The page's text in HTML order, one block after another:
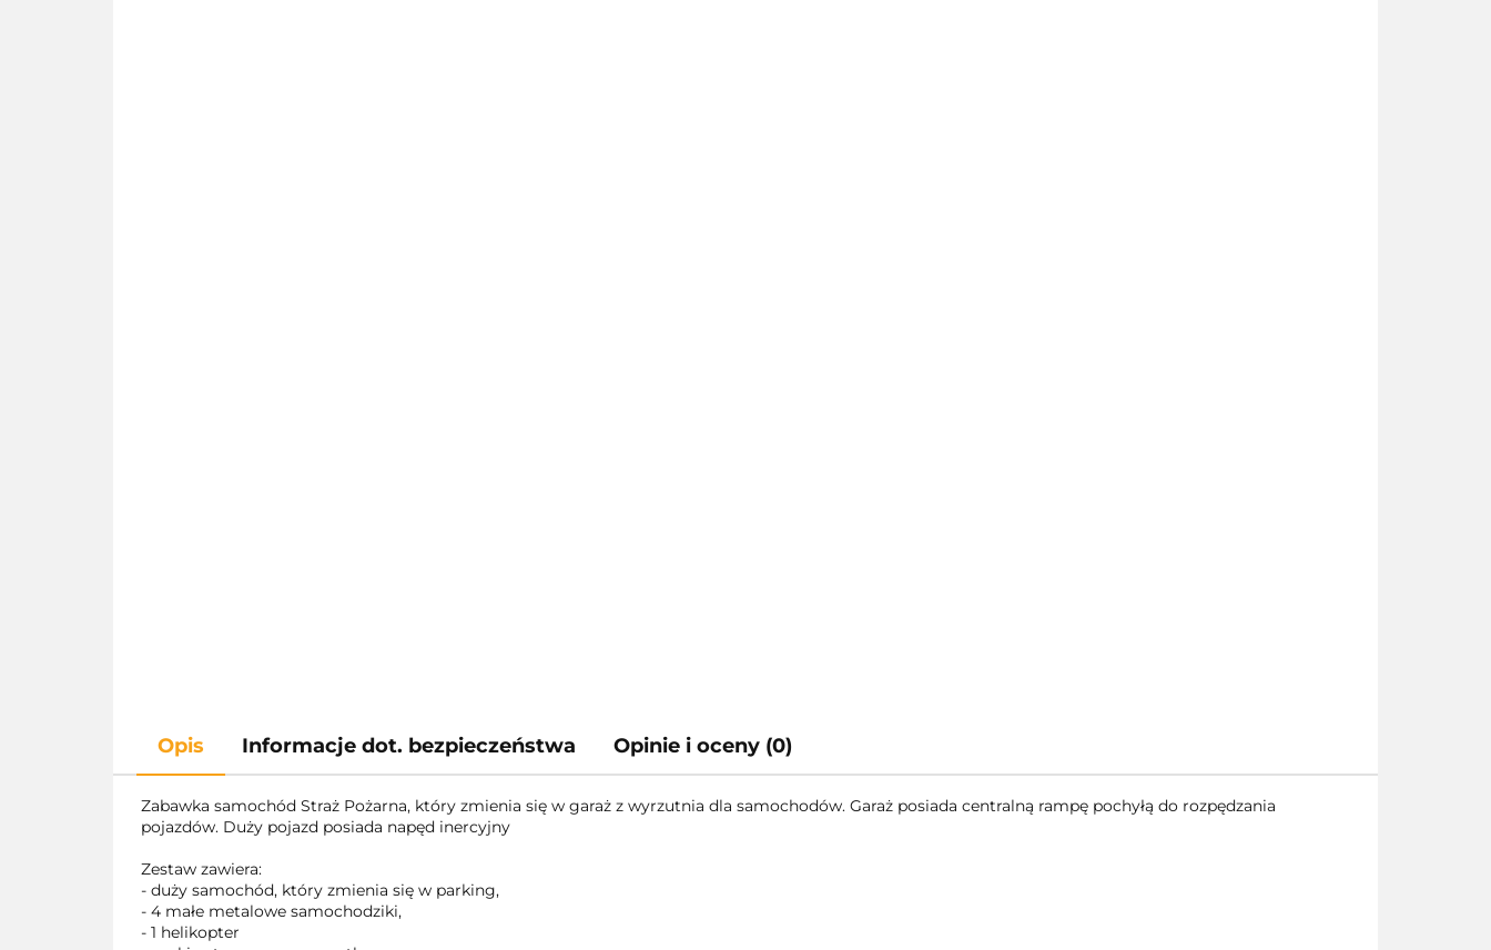
Opis Informacje dot. bezpieczeństwa Opinie i oceny (0)
Zabawka samochód Straż Pożarna, który zmienia się w garaż z wyrzutnia dla samochodów. Garaż posiada centralną rampę pochyłą do rozpędzania
pojazdów. Duży pojazd posiada napęd inercyjny
Zestaw zawiera:
- duży samochód, który zmienia się w parking,
- 4 małe metalowe samochodziki,
- 1 helikopter